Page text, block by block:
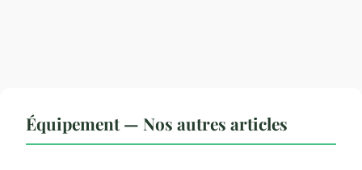
Équipement — Nos autres articles